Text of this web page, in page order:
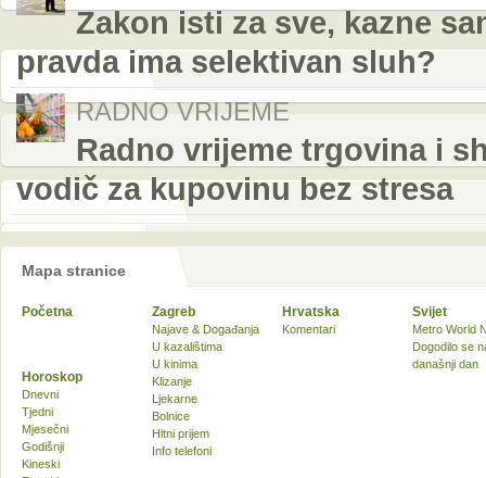
Zakon isti za sve, kazne
pravda ima selektivan sluh?
RADNO VRIJEME
Radno vrijeme trgovina i
vodič za kupovinu bez stresa
Mapa stranice
Početna Zagreb
Najave & Događanja
U kazalištima
U kinima
Klizanje
Ljekarne
Bolnice
Hitni prijem
Info telefoni
Hrvatska
Komentari
Svijet
Metro World
Dogodilo se
današnji dan
Horoskop
Dnevni
Tjedni
Mjesečni
Godišnji
Kineski